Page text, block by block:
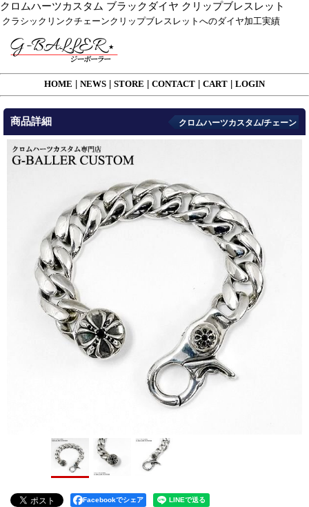
クロムハーツカスタム ブラックダイヤ クリップブレスレット
クラシックリンクチェーンクリップブレスレットへのダイヤ加工実績
HOME NEWS STORE CONTACT CART LOGIN
商品詳細 クロムハーツカスタム/チェーン
Facebookでシェア